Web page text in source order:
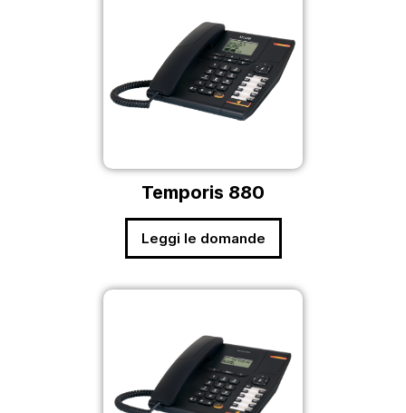
Temporis 880
Leggi le domande